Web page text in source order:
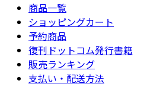
商品一覧
ショッピングカート
予約商品
復刊ドットコム発行書籍
販売ランキング
支払い・配送方法